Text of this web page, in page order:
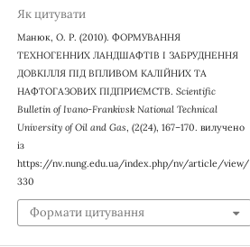
Як цитувати
Манюк, О. Р. (2010). ФОРМУВАННЯ
ТЕХНОГЕННИХ ЛАНДШАФТІВ І ЗАБРУДНЕННЯ
ДОВКІЛЛЯ ПІД ВПЛИВОМ КАЛІЙНИХ ТА
НАФТОГАЗОВИХ ПІДПРИЄМСТВ.Scientific
Bulletin of Ivano-Frankivsk National Technical
University of Oil and Gas, (2(24), 167–170. вилучено
із
https://nv.nung.edu.ua/index.php/nv/article/view/
330
Формати цитування